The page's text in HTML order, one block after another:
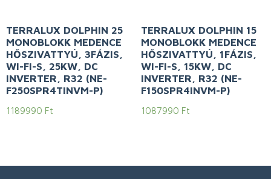
TERRALUX DOLPHIN 25
MONOBLOKK MEDENCE
HŐSZIVATTYÚ, 3FÁZIS,
WI-FI-S, 25KW, DC
INVERTER, R32 (NE-
F250SPR4TINVM-P)
1189990 Ft
TERRALUX DOLPHIN 15
MONOBLOKK MEDENCE
HŐSZIVATTYÚ, 1FÁZIS,
WI-FI-S, 15KW, DC
INVERTER, R32 (NE-
F150SPR4INVM-P)
1087990 Ft